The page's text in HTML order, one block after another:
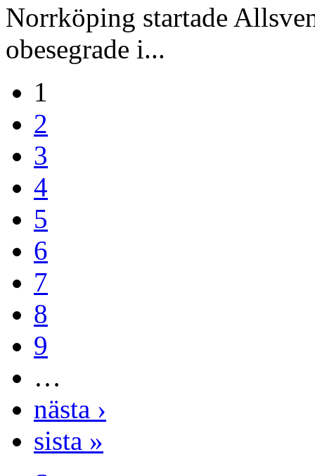
Norrköping startade
obesegrade i...
1
2
3
4
5
6
7
8
9
…
nästa ›
sista »